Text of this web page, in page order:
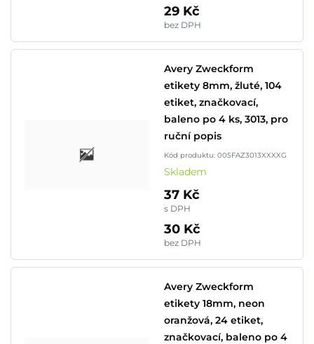
29 Kč
bez DPH
Avery Zweckform
etikety 8mm, žluté, 104
etiket, značkovací,
baleno po 4 ks, 3013, pro
ruční popis
Kód produktu: 005FAZ3013XXXXG
Skladem
37 Kč
s DPH
30 Kč
bez DPH
Avery Zweckform
etikety 18mm, neon
oranžová, 24 etiket,
značkovací, baleno po 4